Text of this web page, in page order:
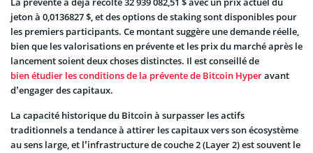
jeton à 0,0136827 $, et des options de staking sont disponibles pour
les premiers participants. Ce montant suggère une demande réelle,
bien que les valorisations en prévente et les prix du marché après le
lancement soient deux choses distinctes. Il est conseillé de
bien étudier les conditions de la prévente de Bitcoin Hyperavant
d’engager des capitaux.
La capacité historique du Bitcoin à surpasser les actifs
traditionnels a tendance à attirer les capitaux vers son écosystème
au sens large, et l’infrastructure de couche 2 (Layer 2) est souvent le